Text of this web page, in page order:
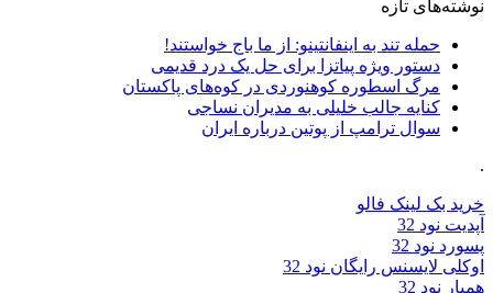
نوشته‌های تازه
حمله تند به اینفانتینو: از ما باج خواستند!
دستور ویژه پیاتزا برای حل یک درد قدیمی
مرگ اسطوره کوهنوردی در کوه‌های پاکستان
کنایه جالب خلیلی به مدیران نساجی
سوال ترامپ از پوتین درباره ایران
.
خرید بک لینک فالو
آپدیت نود 32
پسورد نود 32
اوکلی لایسنس رایگان نود 32
همیار نود 32